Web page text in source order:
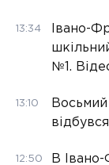
13:34
Івано-
№1.
13:10
12:50
В Івано-